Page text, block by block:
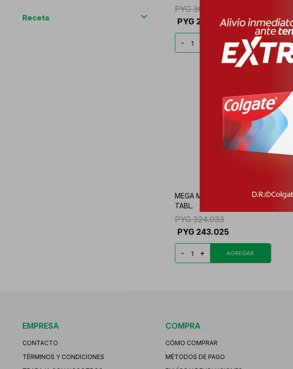
PYG 302.523
PYG 226.892
-
MEGA MEN GNC FR. X 90
TABL.
PYG 324.033
PYG 243.025
- +
Receta
EMPRESA
CONTACTO
TÉRMINOS Y CONDICIONES
COMPRA
CÓMO COMPRAR
MÉTODOS DE PAGO